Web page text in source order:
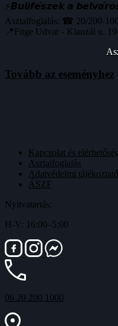
⚡️𝘽𝙪𝙡𝙞𝙛𝙚́𝙨𝙯𝙚𝙠 𝙖
Asztalfoglalás: ☎ 20/200-
📍Füge Udvar - Klauzál u.
Tovább az eseményhez
Kapcsolat és
Asztalfoglalás
Adatvédelmi tájékoztató
ÁSZF
Nyitvatartás:
H-V: 16:00–5:00
06 20 200 1000